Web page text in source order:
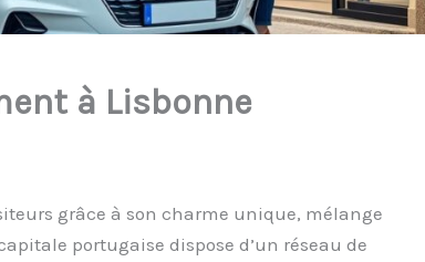
à Lisbonne
grâce à son charme unique, mélange
portugaise dispose d’un réseau de